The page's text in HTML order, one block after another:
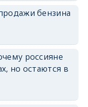
бензина
россияне
но остаются в